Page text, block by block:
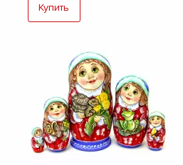
Купить